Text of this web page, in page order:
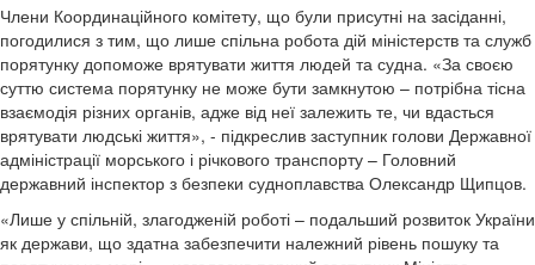
Члени Координаційного комітету, що були присутні на засіданні,
погодилися з тим, що лише спільна робота дій міністерств та служб
порятунку допоможе врятувати життя людей та судна. «За своєю
суттю система порятунку не може бути замкнутою – потрібна тісна
взаємодія різних органів, адже від неї залежить те, чи вдасться
врятувати людські життя», - підкреслив заступник голови Державної
адміністрації морського і річкового транспорту – Головний
державний інспектор з безпеки судноплавства Олександр Щипцов.
«Лише у спільній, злагодженій роботі – подальший розвиток України
як держави, що здатна забезпечити належний рівень пошуку та